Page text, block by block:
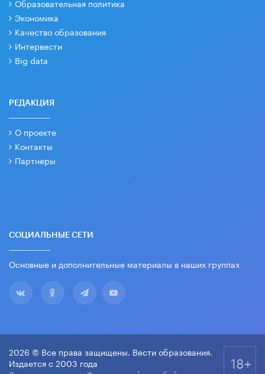
Образовательная политика
Экономика
Качество образования
Интервести
Big data
РЕДАКЦИЯ
О проекте
Контакты
Партнеры
СОЦИАЛЬНЫЕ СЕТИ
Основные и дополнительные материалы в наших группах
2026 © Все права защищены. Вести образования.
Издается с 2003 года
18+